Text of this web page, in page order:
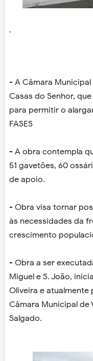
.
- A Câmara
Casas do Senhor,
para permitir o
FASES
- A obra contempla
51 gavetões, 60
de apoio.
- Obra visa tornar
às necessidades da
crescimento
- Obra a ser
Miguel e S. João,
Oliveira e atualmente
Câmara Municipal de
Salgado.